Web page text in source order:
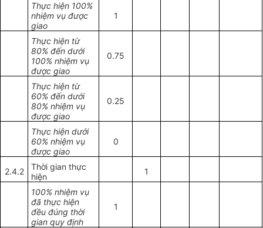
Thực hiện 100%
nhiệm vụ được
giao
1
Thực hiện từ
80% đến dưới
100% nhiệm vụ
được giao
0.75
Thực hiện từ
60% đến dưới
80% nhiệm vụ
được giao
0.25
Thực hiện dưới
60% nhiệm vụ
được giao
0
2.4.2
Thời gian thực
hiện
1
100% nhiệm vụ
đã thực hiện
đều đúng thời
gian quy định
1